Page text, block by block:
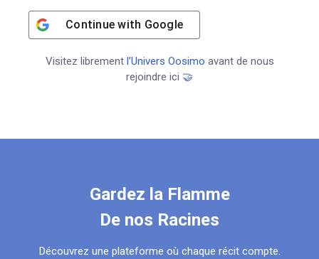
Gardez la Flamme
De nos Racines
Découvrez une plateforme où chaque récit compte.
Continue with Google
Visitez librement l’Univers Oosimo avant de nous
rejoindre ici 🤝